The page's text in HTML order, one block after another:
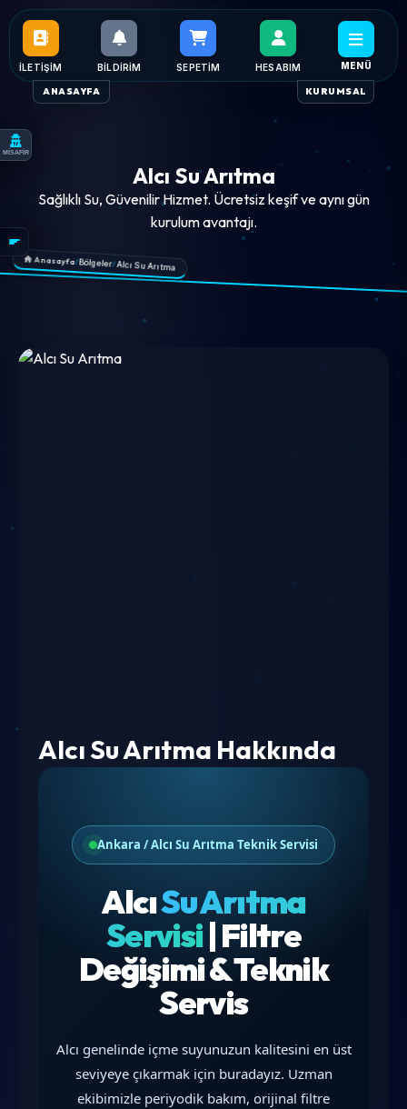
ANASAYFA KURUMSAL
İLETIŞIM BILDIRIM SEPETIM HESABIM MENÜ
Alcı Su Arıtma
Sağlıklı Su, Güvenilir Hizmet. Ücretsiz keşif ve aynı gün
kurulum avantajı.
Anasayfa/Bölgeler/Alcı Su Arıtma
Alcı Su Arıtma Hakkında
Ankara / Alcı Su Arıtma Teknik Servisi
AlcıSu Arıtma
Servisi| Filtre
Değişimi & Teknik
Servis
Alcı genelinde içme suyunuzun kalitesini en üst
seviyeye çıkarmak için buradayız. Uzman
ekibimizle periyodik bakım, orijinal filtre
MİSAFİR